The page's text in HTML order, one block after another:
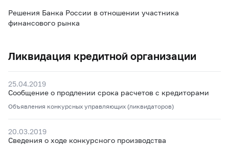
Решения Банка России в отношении участника
финансового рынка
Ликвидация кредитной организации
25.04.2019
Сообщение о продлении срока расчетов с кредиторами
Объявления конкурсных управляющих (ликвидаторов)
20.03.2019
Сведения о ходе конкурсного производства